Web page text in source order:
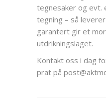
tegnesaker og evt.
tegning – så
garantert gir et
utdrikningslaget.
Kontakt oss i dag
prat på